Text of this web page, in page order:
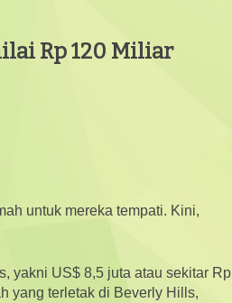
Rp 120 Miliar
untuk mereka tempati. Kini,
yakni US$ 8,5 juta atau sekitar Rp
yang terletak di Beverly Hills,